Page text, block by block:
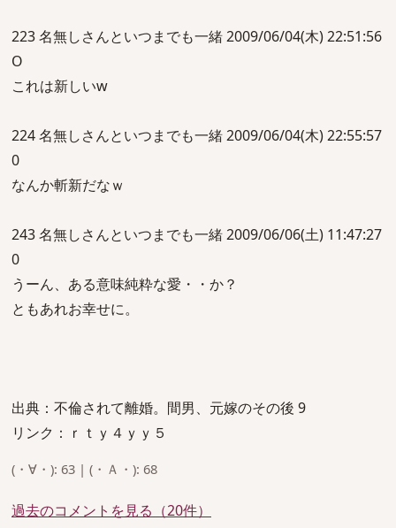
223 名無しさんといつまでも一緒 2009/06/04(木) 22:51:56
O
これは新しいw
224 名無しさんといつまでも一緒 2009/06/04(木) 22:55:57
0
なんか斬新だなｗ
243 名無しさんといつまでも一緒 2009/06/06(土) 11:47:27
0
うーん、ある意味純粋な愛・・か？
ともあれお幸せに。
出典：不倫されて離婚。間男、元嫁のその後 9
リンク：ｒｔｙ４ｙｙ５
(・∀・): 63 | (・Ａ・): 68
過去のコメントを見る（20件）